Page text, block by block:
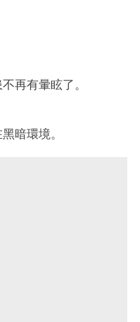
再有暈眩了。
暗環境。